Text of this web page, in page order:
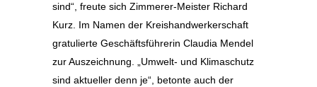
sind“, freute sich Zimmerer-Meister Richard
Kurz. Im Namen der Kreishandwerkerschaft
gratulierte Geschäftsführerin Claudia Mendel
zur Auszeichnung. „Umwelt- und Klimaschutz
sind aktueller denn je“, betonte auch der